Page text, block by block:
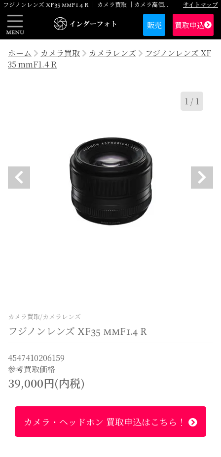
フジノンレンズ XF35 mmF1.4 R ｜ カメラ買取 ｜カメラ高価買取ならインダーフォト にお任せください サイトマップ
ホーム カメラ買取 カメラレンズ
フジノンレンズ XF
35 mmF1.4 R
1 / 1
カメラ買取/カメラレンズ
フジノンレンズ XF35 mmF1.4 R
4547410206159
参考買取価格
39,000円(内税)
カメラ・ヘッドホン 買取申込はこちら！
販売 買取申込